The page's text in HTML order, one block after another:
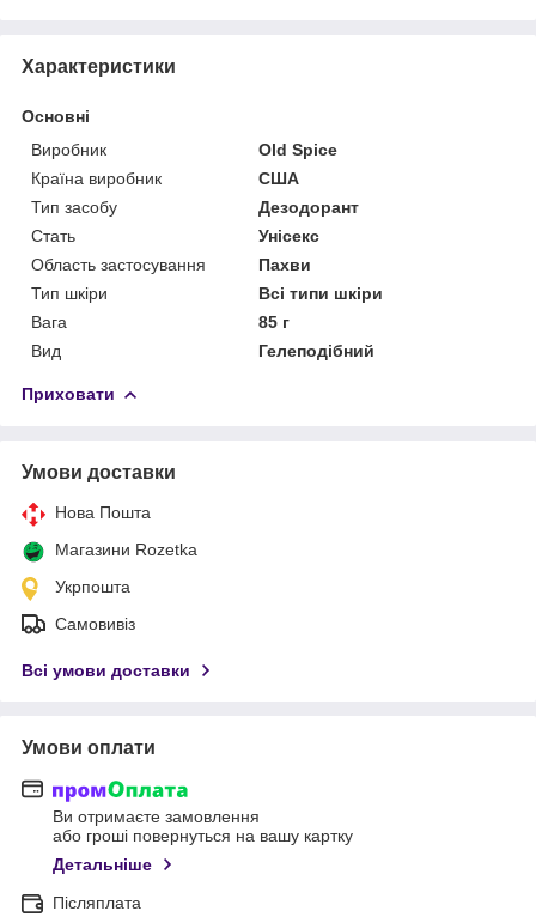
Характеристики
Основні
Виробник
Old Spice
Країна виробник
США
Тип засобу
Дезодорант
Стать
Унісекс
Область застосування
Пахви
Тип шкіри
Всі типи шкіри
Вага
85 г
Вид
Гелеподібний
Приховати
Умови доставки
Нова Пошта
Магазини Rozetka
Укрпошта
Самовивіз
Всі умови доставки
Умови оплати
Ви отримаєте замовлення
або гроші повернуться на вашу картку
Детальніше
Післяплата